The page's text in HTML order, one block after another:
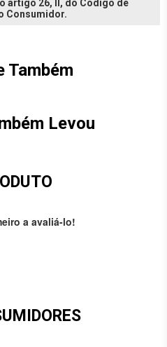
artigo 26, II, do Código de
Consumidor.
Também
Levou
a avaliá-lo!